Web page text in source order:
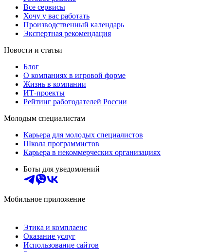
Все сервисы
Хочу у вас работать
Производственный календарь
Экспертная рекомендация
Новости и статьи
Блог
О компаниях в игровой форме
Жизнь в компании
ИТ-проекты
Рейтинг работодателей России
Молодым специалистам
Карьера для молодых специалистов
Школа программистов
Карьера в некоммерческих организациях
Боты для уведомлений
Мобильное приложение
Этика и комплаенс
Оказание услуг
Использование сайтов